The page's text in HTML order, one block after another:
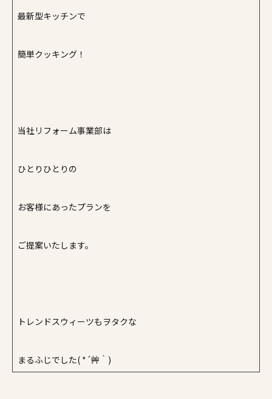
最新型キッチンで
簡単クッキング！
当社リフォーム事業部は
ひとりひとりの
お客様にあったプランを
ご提案いたします。
トレンドスウィーツもヲタクな
まるふじでした( *´艸｀)